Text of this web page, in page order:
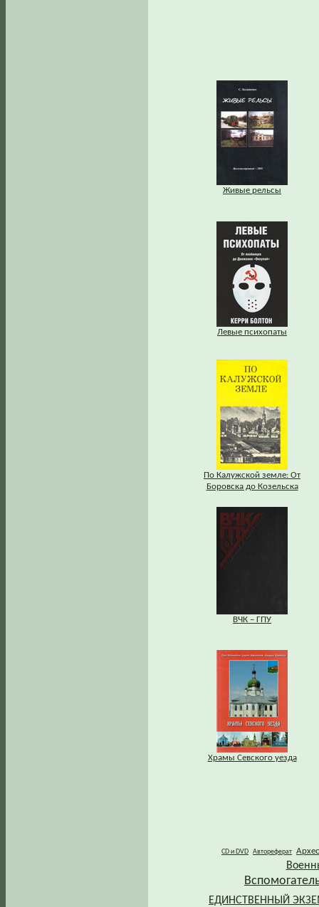
Живые рельсы
Левые психопаты
По Калужской земле: От
Боровска до Козельска
ВЧК – ГПУ
Храмы Севского уезда
CD и DVD Автореферат
ЕДИНСТВЕННЫЙ